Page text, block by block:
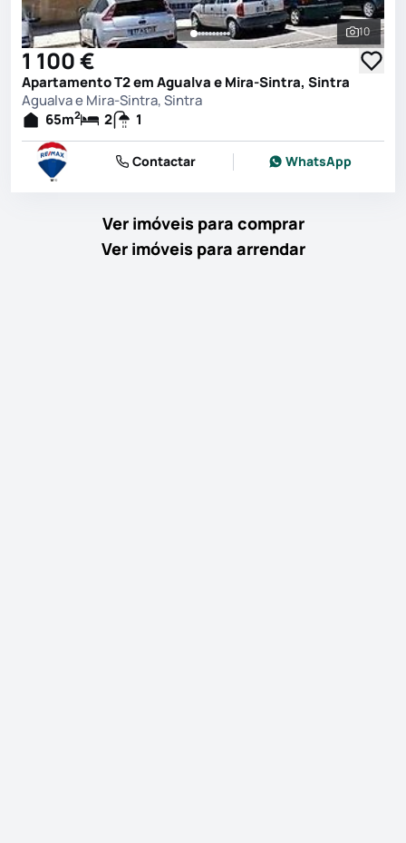
Ver
10
1 100 €
Apartamento T2 em Agualva e Mira-Sintra, Sintra
Agualva e Mira-Sintra, Sintra
65m2 2 1
Contactar WhatsApp
Ver imóveis para comprar
Ver imóveis para arrendar